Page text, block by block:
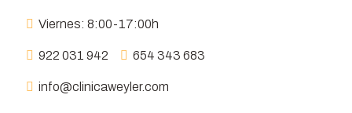
Viernes: 8:00-17:00h
922 031 942 654 343 683
info@clinicaweyler.com